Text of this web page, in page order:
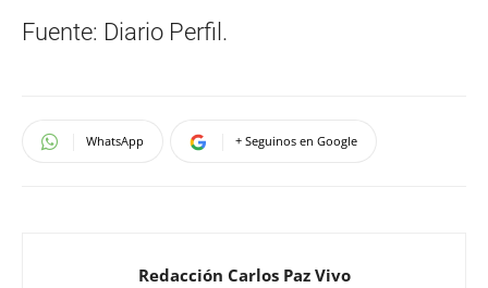
Fuente: Diario Perfil.
WhatsApp + Seguinos en Google
Redacción Carlos Paz Vivo